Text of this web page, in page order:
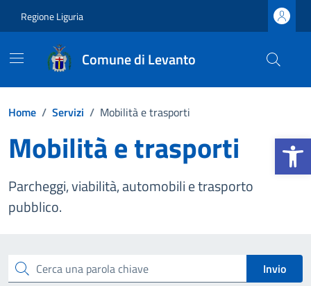
Apri la
Regione Liguria
Comune di Levanto
Home / Servizi / Mobilità e trasporti
Mobilità e trasporti
Parcheggi, viabilità, automobili e trasporto
pubblico.
Cerca una parola chiave
Invio